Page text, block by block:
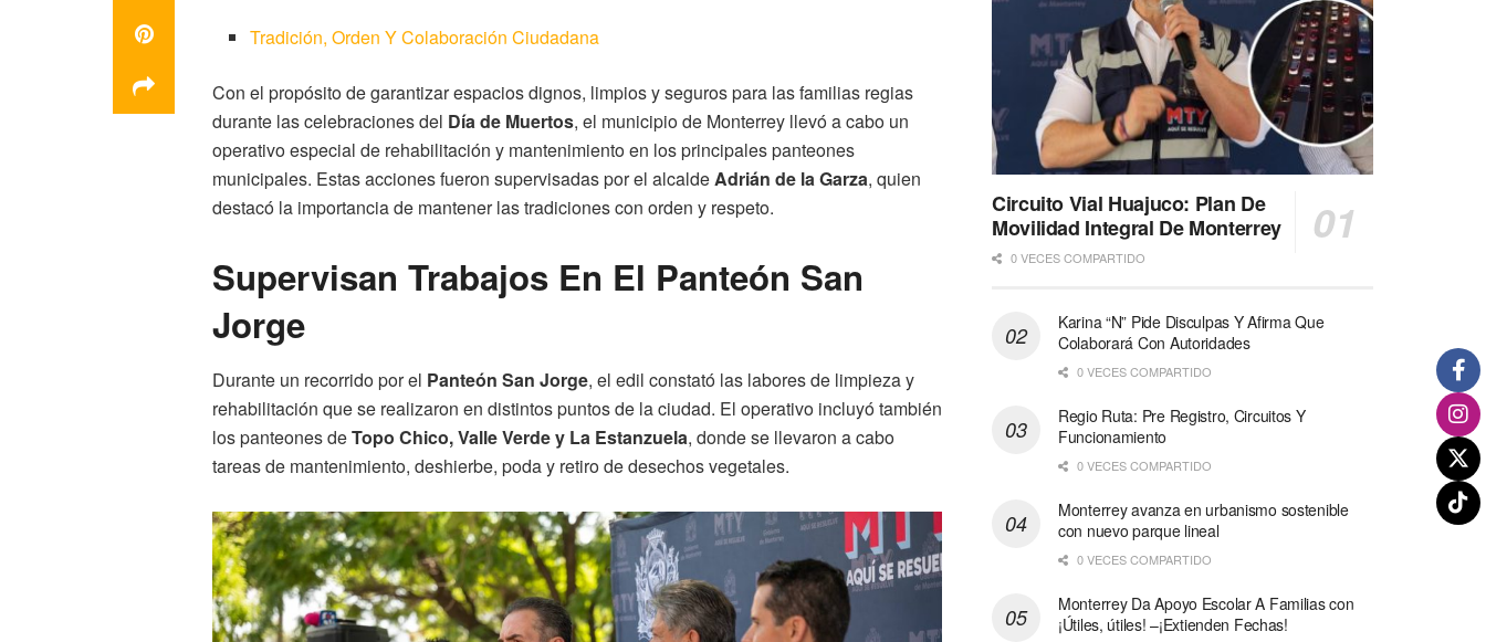
Tradición, Orden Y Colaboración Ciudadana
Con el propósito de garantizar espacios dignos, limpios y seguros para las familias regias
durante las celebraciones del Día de Muertos, el municipio de Monterrey llevó a cabo un
operativo especial de rehabilitación y mantenimiento en los principales panteones
municipales. Estas acciones fueron supervisadas por el alcaldeAdrián de la Garza, quien
destacó la importancia de mantener las tradiciones con orden y respeto.
Supervisan Trabajos En El Panteón San
Jorge
Durante un recorrido por el Panteón San Jorge, el edil constató las labores de limpieza y
rehabilitación que se realizaron en distintos puntos de la ciudad. El operativo incluyó también
los panteones deTopo Chico, Valle Verde y La Estanzuela, donde se llevaron a cabo
tareas de mantenimiento, deshierbe, poda y retiro de desechos vegetales.
Circuito Vial Huajuco: Plan De
Movilidad Integral De Monterrey
0 VECES COMPARTIDO
Karina “N” Pide Disculpas Y Afirma Que
Colaborará Con Autoridades
0 VECES COMPARTIDO
Regio Ruta: Pre Registro, Circuitos Y
Funcionamiento
0 VECES COMPARTIDO
Monterrey avanza en urbanismo sostenible
con nuevo parque lineal
0 VECES COMPARTIDO
Monterrey Da Apoyo Escolar A Familias con
¡Útiles, útiles! –¡Extienden Fechas!